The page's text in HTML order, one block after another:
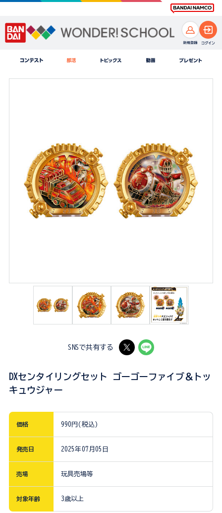
SNSで共有する
DXセンタイリングセット ゴーゴーファイブ＆トッ
キュウジャー
価格 990円(税込)
発売日 2025年07月05日
売場 玩具売場等
対象年齢 3歳以上